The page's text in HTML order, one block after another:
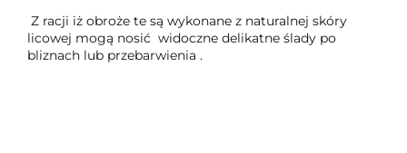
Z racji iż obroże te są wykonane z naturalnej skóry
licowej mogą nosić widoczne delikatne ślady po
bliznach lub przebarwienia .